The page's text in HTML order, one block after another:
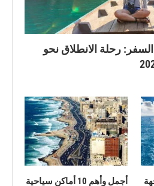
رحلة الانطلاق نحو
12 وجهة
أجمل وأهم 10 أماكن سياحية